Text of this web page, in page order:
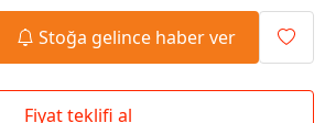
Stoğa gelince haber ver
Fiyat teklifi al